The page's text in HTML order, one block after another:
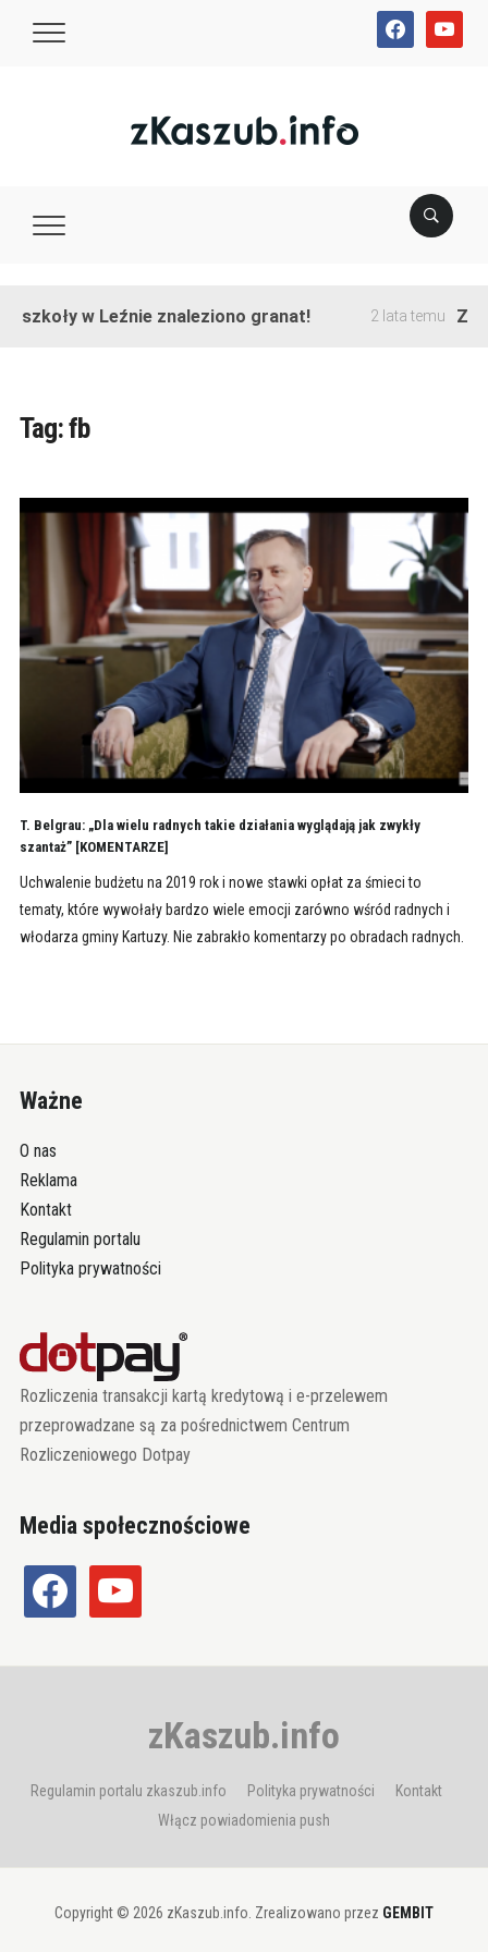
facebookyoutube
szkoły w Leźnie znaleziono granat! 2 lata temu
Tag:fb
T. Belgrau: „Dla wielu radnych takie działania wyglądają jak zwykły
szantaż” [KOMENTARZE]
Uchwalenie budżetu na 2019 rok i nowe stawki opłat za śmieci to
tematy, które wywołały bardzo wiele emocji zarówno wśród radnych i
włodarza gminy Kartuzy. Nie zabrakło komentarzy po obradach radnych.
Ważne
O nas
Reklama
Kontakt
Regulamin portalu
Polityka prywatności
Rozliczenia transakcji kartą kredytową i e-przelewem
przeprowadzane są za pośrednictwem Centrum
Rozliczeniowego Dotpay
Media społecznościowe
facebook youtube
zKaszub.info
Regulamin portalu zkaszub.info Polityka prywatności
Kontakt
Włącz powiadomienia push
Copyright © 2026 zKaszub.info. Zrealizowano przez GEMBIT